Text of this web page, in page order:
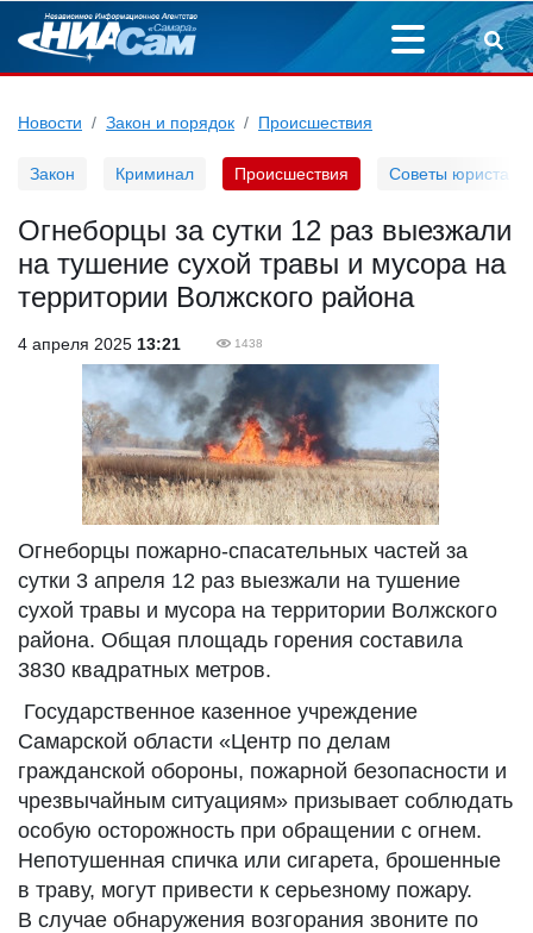
Новости Закон и порядок Происшествия
Закон Криминал Происшествия Советы юриста
Огнеборцы за сутки 12 раз выезжали
на тушение сухой травы и мусора на
территории Волжского района
4 апреля 2025 13:21 1438
Огнеборцы пожарно-спасательных частей за
сутки 3 апреля 12 раз выезжали на тушение
сухой травы и мусора на территории Волжского
района. Общая площадь горения составила
3830 квадратных метров.
Государственное казенное учреждение
Самарской области «Центр по делам
гражданской обороны, пожарной безопасности и
чрезвычайным ситуациям» призывает соблюдать
особую осторожность при обращении с огнем.
Непотушенная спичка или сигарета, брошенные
в траву, могут привести к серьезному пожару.
В случае обнаружения возгорания звоните по